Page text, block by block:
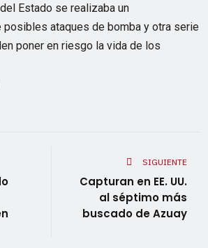
Estado se realizaba un
posibles ataques de bomba y otra serie
poner en riesgo la vida de los
SIGUIENTE
Capturan en EE. UU.
al séptimo más
buscado de Azuay